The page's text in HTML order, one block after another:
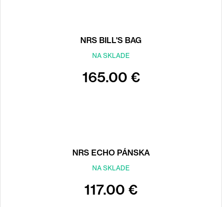
NRS BILL'S BAG
NA SKLADE
165.00 €
NRS ECHO PÁNSKA
NA SKLADE
117.00 €